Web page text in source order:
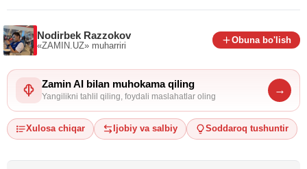
Nodirbek Razzokov
«ZAMIN.UZ» muharriri
Obuna bo'lish
Zamin AI bilan muhokama qiling
Yangilikni tahlil qiling, foydali maslahatlar oling
→
Xulosa chiqar Ijobiy va salbiy Soddaroq tushuntir